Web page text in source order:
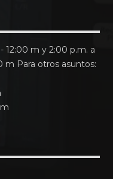
12:00 m y 2:00 p.m. a
m Para otros asuntos: